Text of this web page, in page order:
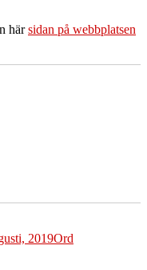
härsidan på webbplatsen
2019Ord